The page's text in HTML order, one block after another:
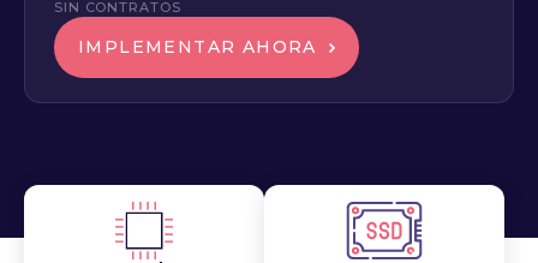
SIN CONTRATOS
IMPLEMENTAR AHORA